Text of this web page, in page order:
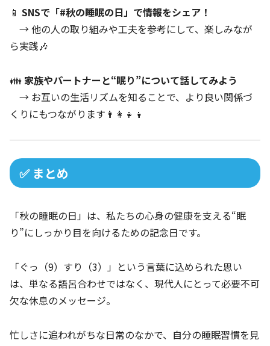
📱 SNSで「#秋の睡眠の日」で情報をシェア！
→ 他の人の取り組みや工夫を参考にして、楽しみなが
ら実践🎶
👪家族やパートナーと“眠り”について話してみよう
→ お互いの生活リズムを知ることで、より良い関係づ
くりにもつながります👨‍👩‍👧‍👦
✅ まとめ
「秋の睡眠の日」は、私たちの心身の健康を支える“眠
り”にしっかり目を向けるための記念日です。
「ぐっ（9）すり（3）」という言葉に込められた思い
は、単なる語呂合わせではなく、現代人にとって必要不可
欠な休息のメッセージ。
忙しさに追われがちな日常のなかで、自分の睡眠習慣を見